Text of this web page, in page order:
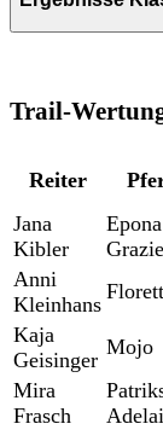
Trail-
Reiter
Jana
Kibler
Epona
Anni
Kleinhans
Florett
Kaja
Geisinger
Mojo
Mira
Frasch